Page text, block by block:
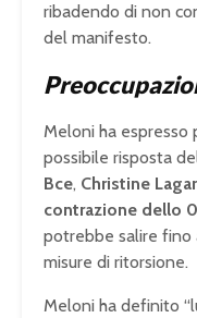
ribadendo di non
del manifesto.
Meloni ha espresso
possibile risposta
Bce, Christine
contrazione dello
potrebbe salire fino
misure di ritorsione.
Meloni ha definito